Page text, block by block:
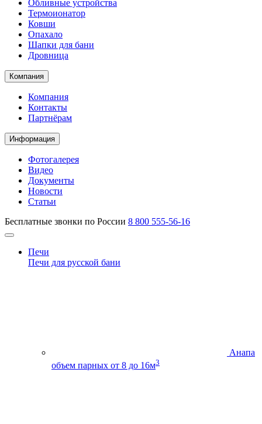
Обливные устройства
Термоионатор
Ковши
Опахало
Шапки для бани
Дровница
Компания
Компания
Контакты
Партнёрам
Информация
Фотогалерея
Видео
Документы
Новости
Статьи
Бесплатные звонки по России 8 800 555-56-16
Печи
Печи для русской бани
Анапа
объем парных от 8 до 16м3